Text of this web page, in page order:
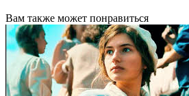
Вам также может понравиться